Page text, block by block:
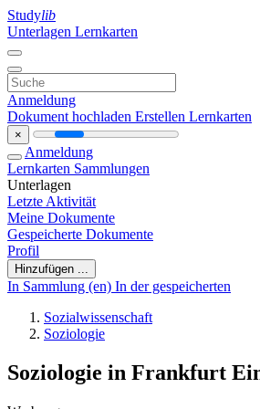
Studylib
Unterlagen Lernkarten
Anmeldung
Dokument hochladen Erstellen Lernkarten
×
Anmeldung
Lernkarten Sammlungen
Unterlagen
Letzte Aktivität
Meine Dokumente
Gespeicherte Dokumente
Profil
Hinzufügen ...
In Sammlung (en) In der gespeicherten
Sozialwissenschaft
Soziologie
Soziologie in Frankfurt